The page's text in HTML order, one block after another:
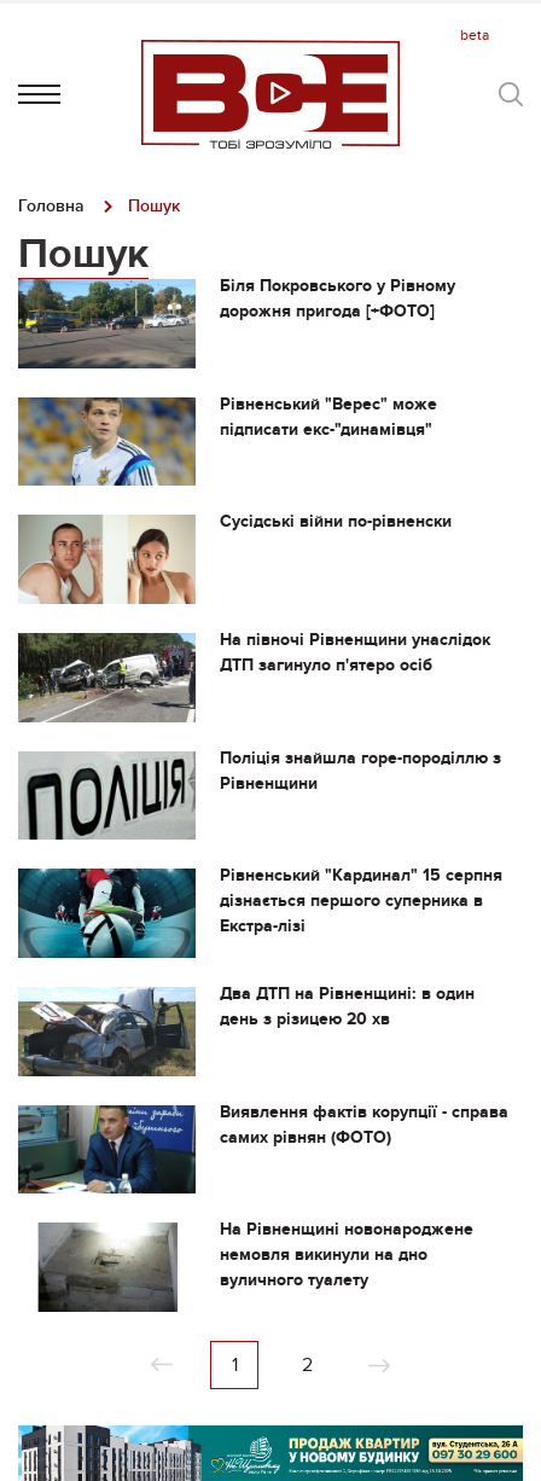
Головна Пошук
Пошук
Біля Покровського у Рівному
дорожня пригода [+ФОТО]
Рівненський "Верес" може
підписати екс-"динамівця"
Сусідські війни по-рівненски
На півночі Рівненщини унаслідок
ДТП загинуло п'ятеро осіб
Поліція знайшла горе-породіллю з
Рівненщини
Рівненський "Кардинал" 15 серпня
дізнається першого суперника в
Екстра-лізі
Два ДТП на Рівненщині: в один
день з різицею 20 хв
Виявлення фактів корупції - справа
самих рівнян (ФОТО)
На Рівненщині новонароджене
немовля викинули на дно
вуличного туалету
1 2